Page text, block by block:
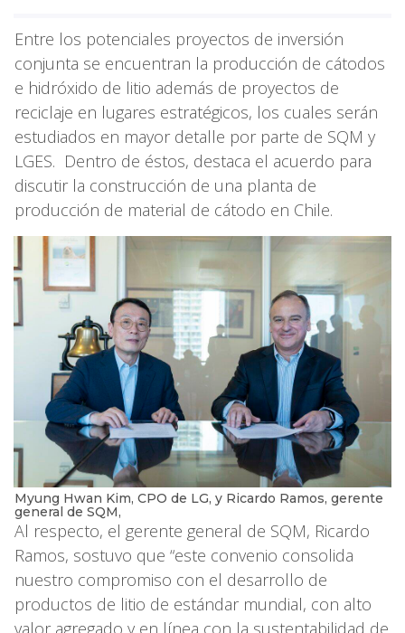
Entre los potenciales proyectos de inversión
conjunta se encuentran la producción de cátodos
e hidróxido de litio además de proyectos de
reciclaje en lugares estratégicos, los cuales serán
estudiados en mayor detalle por parte de SQM y
LGES. Dentro de éstos, destaca el acuerdo para
discutir la construcción de una planta de
producción de material de cátodo en Chile.
Myung Hwan Kim, CPO de LG, y Ricardo Ramos, gerente
general de SQM,
Al respecto, el gerente general de SQM, Ricardo
Ramos, sostuvo que “este convenio consolida
nuestro compromiso con el desarrollo de
productos de litio de estándar mundial, con alto